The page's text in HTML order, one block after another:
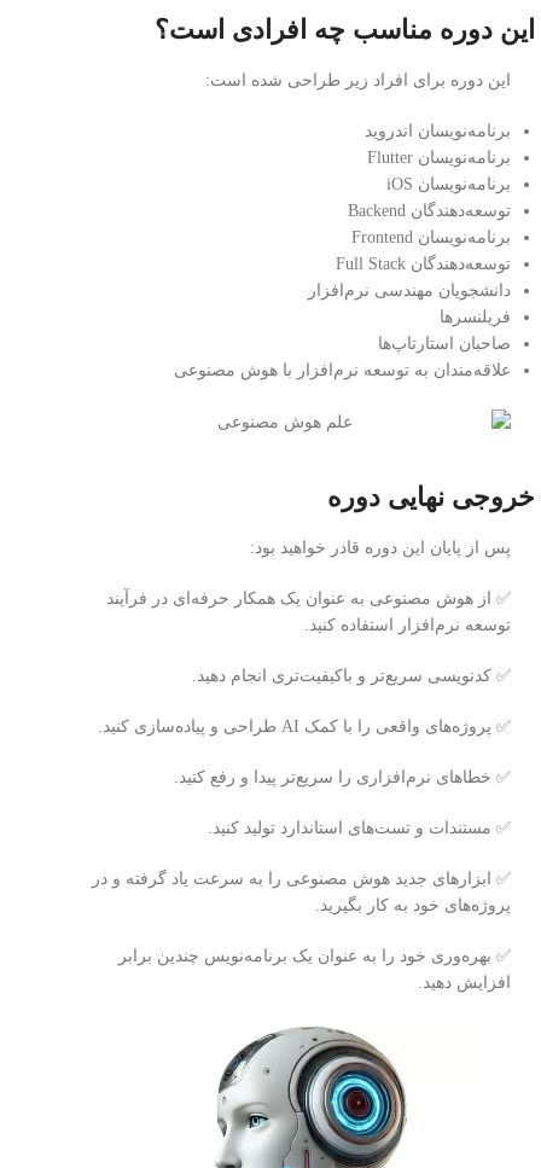
این دوره مناسب چه افرادی است؟
این دوره برای افراد زیر طراحی شده است:
برنامه‌نویسان اندروید
برنامه‌نویسان Flutter
برنامه‌نویسان iOS
توسعه‌دهندگان Backend
برنامه‌نویسان Frontend
توسعه‌دهندگان Full Stack
دانشجویان مهندسی نرم‌افزار
فریلنسرها
صاحبان استارتاپ‌ها
علاقه‌مندان به توسعه نرم‌افزار با هوش مصنوعی
خروجی نهایی دوره
پس از پایان این دوره قادر خواهید بود:
✅ از هوش مصنوعی به عنوان یک همکار حرفه‌ای در فرآیند
توسعه نرم‌افزار استفاده کنید.
✅ کدنویسی سریع‌تر و باکیفیت‌تری انجام دهید.
✅ پروژه‌های واقعی را با کمک AI طراحی و پیاده‌سازی کنید.
✅ خطاهای نرم‌افزاری را سریع‌تر پیدا و رفع کنید.
✅ مستندات و تست‌های استاندارد تولید کنید.
✅ ابزارهای جدید هوش مصنوعی را به سرعت یاد گرفته و در
پروژه‌های خود به کار بگیرید.
✅ بهره‌وری خود را به عنوان یک برنامه‌نویس چندین برابر
افزایش دهید.